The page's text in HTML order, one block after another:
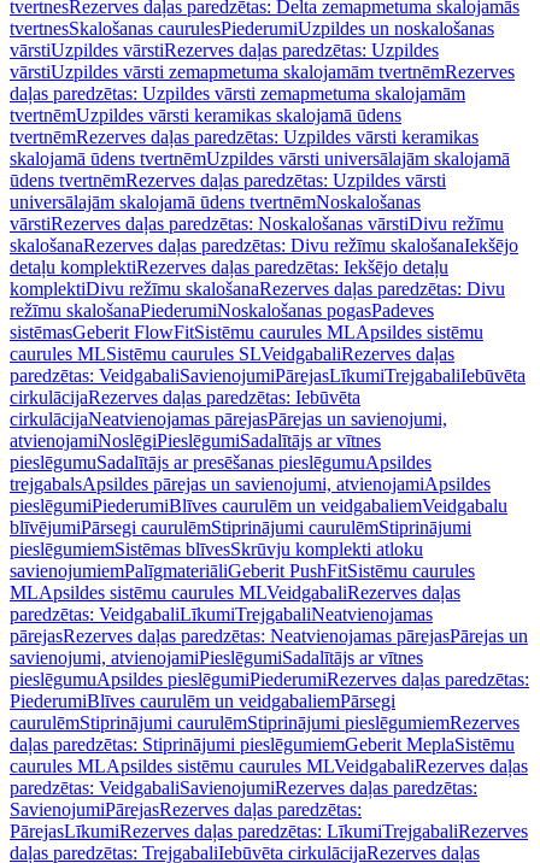
tvertnesRezerves daļas paredzētas: Delta zemapmetuma skalojamās
tvertnesSkalošanas caurulesPiederumiUzpildes un noskalošanas
vārstiUzpildes vārstiRezerves daļas paredzētas: Uzpildes
vārstiUzpildes vārsti zemapmetuma skalojamām tvertnēmRezerves
daļas paredzētas: Uzpildes vārsti zemapmetuma skalojamām
tvertnēmUzpildes vārsti keramikas skalojamā ūdens
tvertnēmRezerves daļas paredzētas: Uzpildes vārsti keramikas
skalojamā ūdens tvertnēmUzpildes vārsti universālajām skalojamā
ūdens tvertnēmRezerves daļas paredzētas: Uzpildes vārsti
universālajām skalojamā ūdens tvertnēmNoskalošanas
vārstiRezerves daļas paredzētas: Noskalošanas vārstiDivu režīmu
skalošanaRezerves daļas paredzētas: Divu režīmu skalošanaIekšējo
detaļu komplektiRezerves daļas paredzētas: Iekšējo detaļu
komplektiDivu režīmu skalošanaRezerves daļas paredzētas: Divu
režīmu skalošanaPiederumiNoskalošanas pogasPadeves
sistēmasGeberit FlowFitSistēmu caurules MLApsildes sistēmu
caurules MLSistēmu caurules SLVeidgabaliRezerves daļas
paredzētas: VeidgabaliSavienojumiPārejasLīkumiTrejgabaliIebūvēta
cirkulācijaRezerves daļas paredzētas: Iebūvēta
cirkulācijaNeatvienojamas pārejasPārejas un savienojumi,
atvienojamiNoslēgiPieslēgumiSadalītājs ar vītnes
pieslēgumuSadalītājs ar presēšanas pieslēgumuApsildes
trejgabalsApsildes pārejas un savienojumi, atvienojamiApsildes
pieslēgumiPiederumiBlīves caurulēm un veidgabaliemVeidgabalu
blīvējumiPārsegi caurulēmStiprinājumi caurulēmStiprinājumi
pieslēgumiemSistēmas blīvesSkrūvju komplekti atloku
savienojumiemPalīgmateriāliGeberit PushFitSistēmu caurules
MLApsildes sistēmu caurules MLVeidgabaliRezerves daļas
paredzētas: VeidgabaliLīkumiTrejgabaliNeatvienojamas
pārejasRezerves daļas paredzētas: Neatvienojamas pārejasPārejas un
savienojumi, atvienojamiPieslēgumiSadalītājs ar vītnes
pieslēgumuApsildes pieslēgumiPiederumiRezerves daļas paredzētas:
PiederumiBlīves caurulēm un veidgabaliemPārsegi
caurulēmStiprinājumi caurulēmStiprinājumi pieslēgumiemRezerves
daļas paredzētas: Stiprinājumi pieslēgumiemGeberit MeplaSistēmu
caurules MLApsildes sistēmu caurules MLVeidgabaliRezerves daļas
paredzētas: VeidgabaliSavienojumiRezerves daļas paredzētas:
SavienojumiPārejasRezerves daļas paredzētas:
PārejasLīkumiRezerves daļas paredzētas: LīkumiTrejgabaliRezerves
daļas paredzētas: TrejgabaliIebūvēta cirkulācijaRezerves daļas